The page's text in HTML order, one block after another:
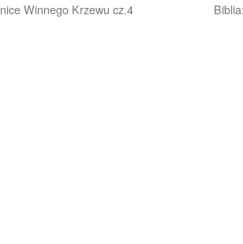
Winnego Krzewu cz.4